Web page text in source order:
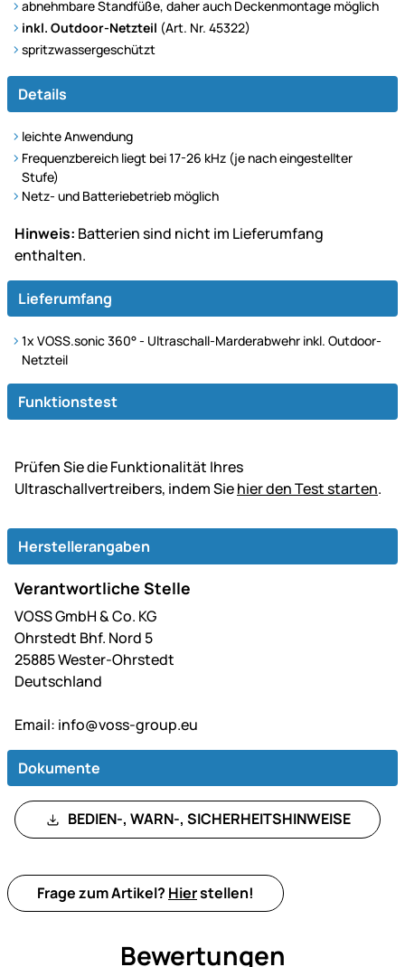
abnehmbare Standfüße, daher auch Deckenmontage möglich
inkl. Outdoor-Netzteil (Art. Nr. 45322)
spritzwassergeschützt
Details
leichte Anwendung
Frequenzbereich liegt bei 17-26 kHz (je nach eingestellter
Stufe)
Netz- und Batteriebetrieb möglich
Hinweis: Batterien sind nicht im Lieferumfang
enthalten.
Lieferumfang
1x VOSS.sonic 360° - Ultraschall-Marderabwehr inkl. Outdoor-
Netzteil
Funktionstest
Prüfen Sie die Funktionalität Ihres
Ultraschallvertreibers, indem Siehier den Test starten.
Herstellerangaben
Verantwortliche Stelle
VOSS GmbH & Co. KG
Ohrstedt Bhf. Nord 5
25885 Wester-Ohrstedt
Deutschland
Email: info@voss-group.eu
Dokumente
BEDIEN-, WARN-, SICHERHEITSHINWEISE
Frage zum Artikel? Hierstellen!
Bewertungen